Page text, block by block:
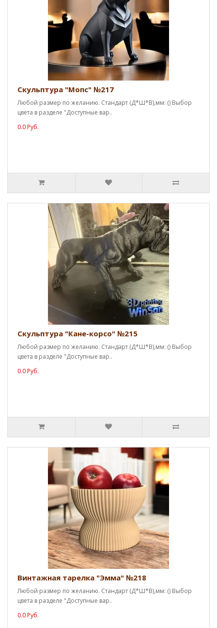
Скульптура "Мопс" №217
Любой размер по желанию. Стандарт (Д*Ш*В),мм: () Выбор
цвета в разделе "Доступные вар..
0.0 Руб.
Скульптура "Кане-корсо" №215
Любой размер по желанию. Стандарт (Д*Ш*В),мм: () Выбор
цвета в разделе "Доступные вар..
0.0 Руб.
Винтажная тарелка "Эмма" №218
Любой размер по желанию. Стандарт (Д*Ш*В),мм: () Выбор
цвета в разделе "Доступные вар..
0.0 Руб.